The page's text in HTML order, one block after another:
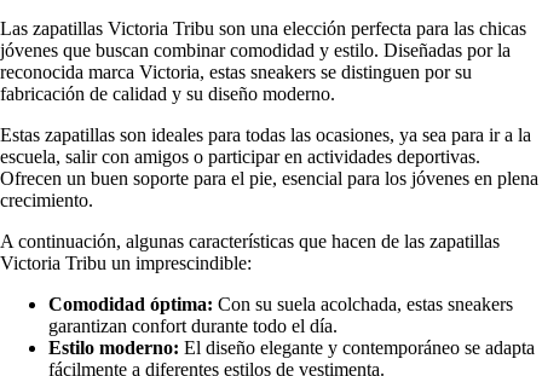
Las zapatillas Victoria Tribu son una elección perfecta para las chicas
jóvenes que buscan combinar comodidad y estilo. Diseñadas por la
reconocida marca Victoria, estas sneakers se distinguen por su
fabricación de calidad y su diseño moderno.
Estas zapatillas son ideales para todas las ocasiones, ya sea para ir a la
escuela, salir con amigos o participar en actividades deportivas.
Ofrecen un buen soporte para el pie, esencial para los jóvenes en plena
crecimiento.
A continuación, algunas características que hacen de las zapatillas
Victoria Tribu un imprescindible:
Comodidad óptima: Con su suela acolchada, estas sneakers
garantizan confort durante todo el día.
Estilo moderno: El diseño elegante y contemporáneo se adapta
fácilmente a diferentes estilos de vestimenta.